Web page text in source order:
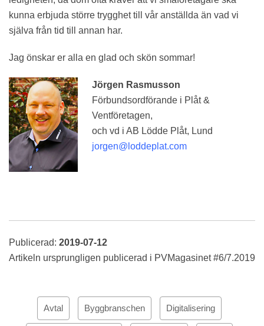
kunna erbjuda större trygghet till vår anställda än vad vi
själva från tid till annan har.
Jag önskar er alla en glad och skön sommar!
Jörgen Rasmusson
Förbundsordförande i Plåt &
Ventföretagen,
och vd i AB Lödde Plåt, Lund
jorgen@loddeplat.com
Publicerad: 2019-07-12
Artikeln ursprungligen publicerad i PVMagasinet #6/7.2019
Avtal Byggbranschen Digitalisering